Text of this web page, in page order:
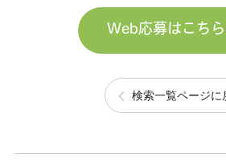
Web応募はこち
検索一覧ページに